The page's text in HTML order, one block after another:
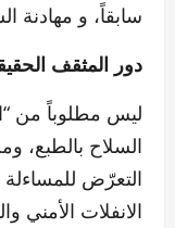
سابقاً، و مهادنة
دور المثقف
ليس مطلوباً من
السلاح بالطبع،
التعرّض
الانفلات الأمني